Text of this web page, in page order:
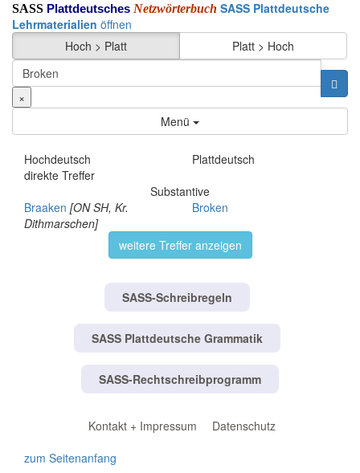
SASS Plattdeutsches Netzwörterbuch SASS Plattdeutsche
Lehrmaterialien öffnen
Hoch > Platt
Platt > Hoch
×
Menü
Hochdeutsch
Plattdeutsch
direkte Treffer
Substantive
Braaken [ON SH, Kr.
Dithmarschen]
Broken
weitere Treffer anzeigen
SASS-Schreibregeln
SASS Plattdeutsche Grammatik
SASS-Rechtschreibprogramm
Kontakt + Impressum
Datenschutz
zum Seitenanfang